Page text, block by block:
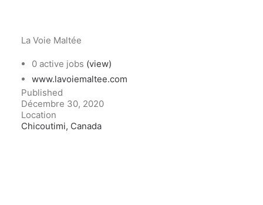
Portail Candidat
La Voie Maltée
0 active jobs (view)
www.lavoiemaltee.com
Published
Décembre 30, 2020
Location
Chicoutimi, Canada